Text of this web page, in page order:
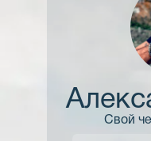
Александр Суша
Свой